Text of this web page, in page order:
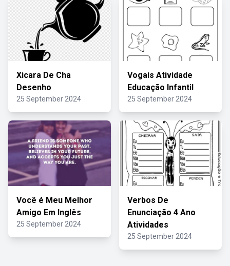
Xicara De Cha
Desenho
25 September 2024
Vogais Atividade
Educação Infantil
25 September 2024
Você é Meu Melhor
Amigo Em Inglês
25 September 2024
Verbos De
Enunciação 4 Ano
Atividades
25 September 2024